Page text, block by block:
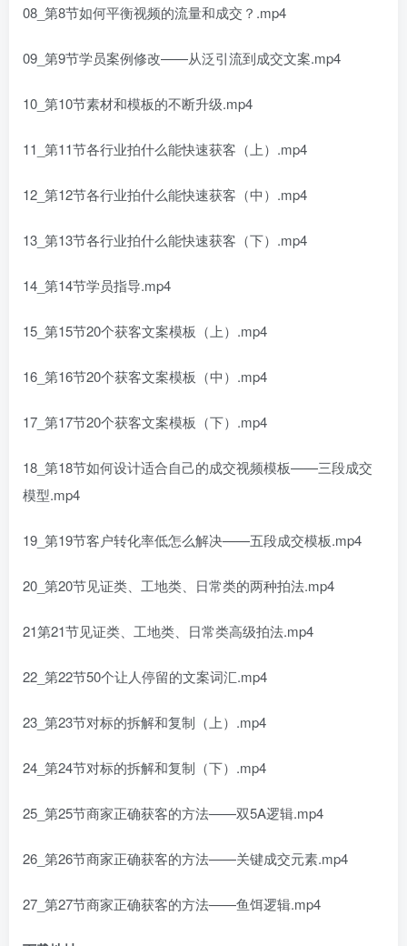
08_第8节如何平衡视频的流量和成交？.mp4
09_第9节学员案例修改——从泛引流到成交文案.mp4
10_第10节素材和模板的不断升级.mp4
11_第11节各行业拍什么能快速获客（上）.mp4
12_第12节各行业拍什么能快速获客（中）.mp4
13_第13节各行业拍什么能快速获客（下）.mp4
14_第14节学员指导.mp4
15_第15节20个获客文案模板（上）.mp4
16_第16节20个获客文案模板（中）.mp4
17_第17节20个获客文案模板（下）.mp4
18_第18节如何设计适合自己的成交视频模板——三段成交
模型.mp4
19_第19节客户转化率低怎么解决——五段成交模板.mp4
20_第20节见证类、工地类、日常类的两种拍法.mp4
21第21节见证类、工地类、日常类高级拍法.mp4
22_第22节50个让人停留的文案词汇.mp4
23_第23节对标的拆解和复制（上）.mp4
24_第24节对标的拆解和复制（下）.mp4
25_第25节商家正确获客的方法——双5A逻辑.mp4
26_第26节商家正确获客的方法——关键成交元素.mp4
27_第27节商家正确获客的方法——鱼饵逻辑.mp4